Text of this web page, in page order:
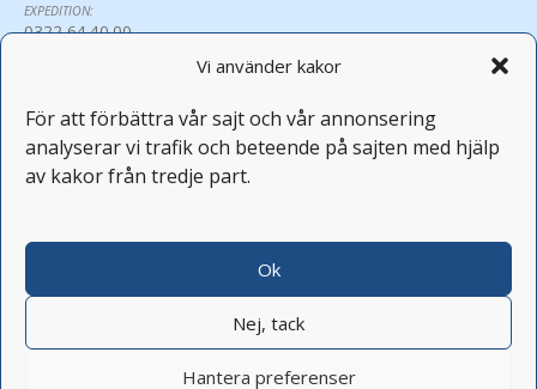
Vi använder kakor
För att förbättra vår sajt och vår annonsering
analyserar vi trafik och beteende på sajten med hjälp
av kakor från tredje part.
Ok
Nej, tack
Hantera preferenser
EXPEDITION:
0322-64 40 00
Må-Fr 8:30-16:00
Avvikande öppettider
PERSONAL:
fornamn.efternamn@hjalmared.se
0322-64 40 05